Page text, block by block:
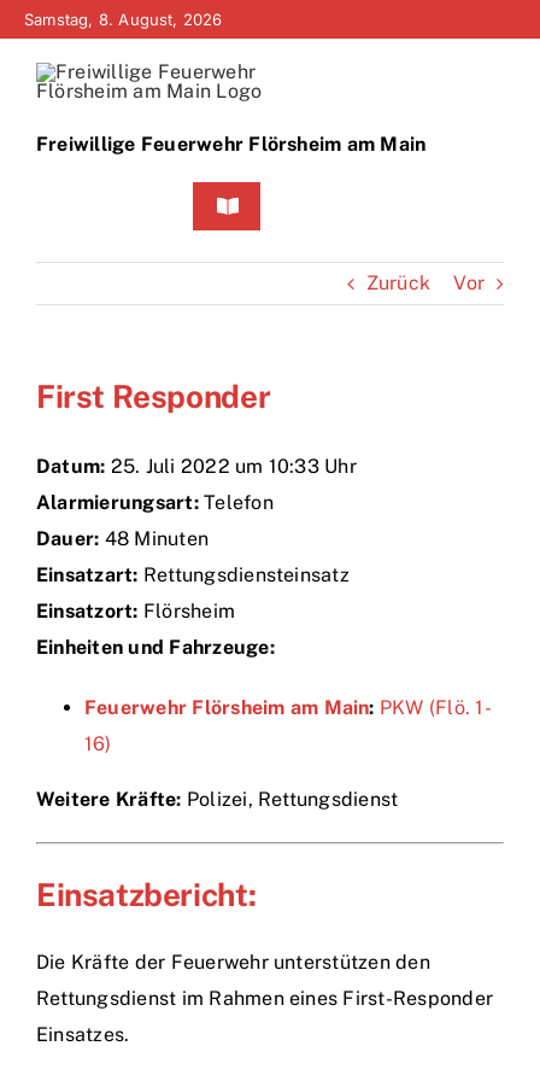
Zum
springen
Samstag, 8. August, 2026
Freiwillige Feuerwehr Flörsheim am Main
Toggle
Home
Bürgerinfo
Über uns
Technik
Zurück Vor
First Responder
Datum: 25. Juli 2022 um 10:33 Uhr
Alarmierungsart:Telefon
Dauer: 48 Minuten
Einsatzart: Rettungsdiensteinsatz
Einsatzort: Flörsheim
Einheiten und Fahrzeuge:
Feuerwehr Flörsheim am Main: PKW (Flö. 1-
16)
Weitere Kräfte: Polizei, Rettungsdienst
Einsatzbericht:
Die Kräfte der Feuerwehr unterstützen den
Rettungsdienst im Rahmen eines First-Responder
Einsatzes.